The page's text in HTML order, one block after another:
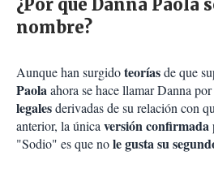
¿Por qué Danna Paola
nombre?
Aunque han surgidoteoríasde que
Paolaahora se hace llamar Danna por
legalesderivadas de su relación con
anterior, la únicaversión confirmada
"Sodio" es que nole gusta su